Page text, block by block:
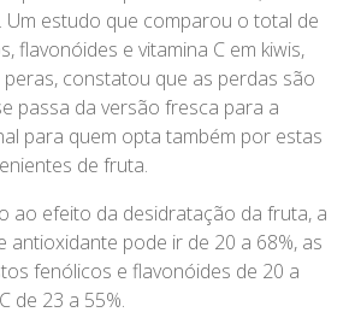
Um estudo que comparou o total de
flavonóides e vitamina C em kiwis,
constatou que as perdas são
passa da versão fresca para a
para quem opta também por estas
de fruta.
ao efeito da desidratação da fruta, a
antioxidante pode ir de 20 a 68%, as
fenólicos e flavonóides de 20 a
de 23 a 55%.